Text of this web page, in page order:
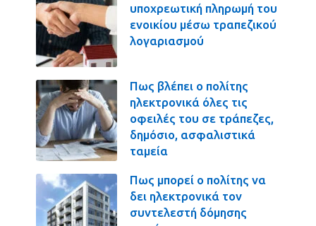
υποχρεωτική πληρωμή του
ενοικίου μέσω τραπεζικού
λογαριασμού
Πως βλέπει ο πολίτης
ηλεκτρονικά όλες τις
οφειλές του σε τράπεζες,
δημόσιο, ασφαλιστικά
ταμεία
Πως μπορεί ο πολίτης να
δει ηλεκτρονικά τον
συντελεστή δόμησης